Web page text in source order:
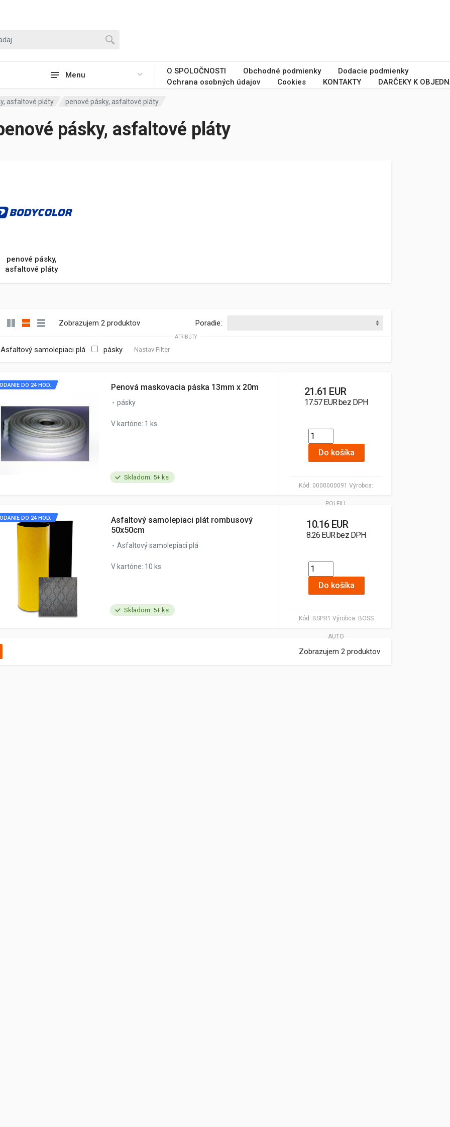
Menu O SPOLOČNOSTI Obchodné podmienky
Dodacie podmienky
Ochrana osobných údajov
Cookies KONTAKTY DARČEKY K
asfaltové pláty penové pásky, asfaltové pláty
pásky, asfaltové pláty
penové pásky,
asfaltové pláty
Zobrazujem 2 produktov Poradie:
ATRIBÚTY
Asfaltový samolepiaci plá pásky Nastav Filter
Skladom: 5+ ks
Kód: 0000000091 Výrobca:
POLFILL
DO 24 HOD. Penová maskovacia páska 13mm x 20m
pásky
V kartóne: 1 ks
21.61 EUR
17.57 EUR bez DPH
Do košíka
Skladom: 5+ ks
Kód: BSPR1 Výrobca: BOSS
AUTO
DO 24 HOD.
Asfaltový samolepiaci plát rombusový
50x50cm
Asfaltový samolepiaci plá
V kartóne: 10 ks
10.16 EUR
8.26 EUR bez DPH
Do košíka
Zobrazujem 2 produktov